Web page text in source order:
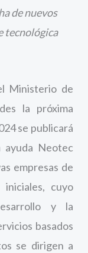
de nuevos
tecnológica
Ministerio de
la próxima
se publicará
Neotec
empresas de
cuyo
y la
basados
se dirigen a